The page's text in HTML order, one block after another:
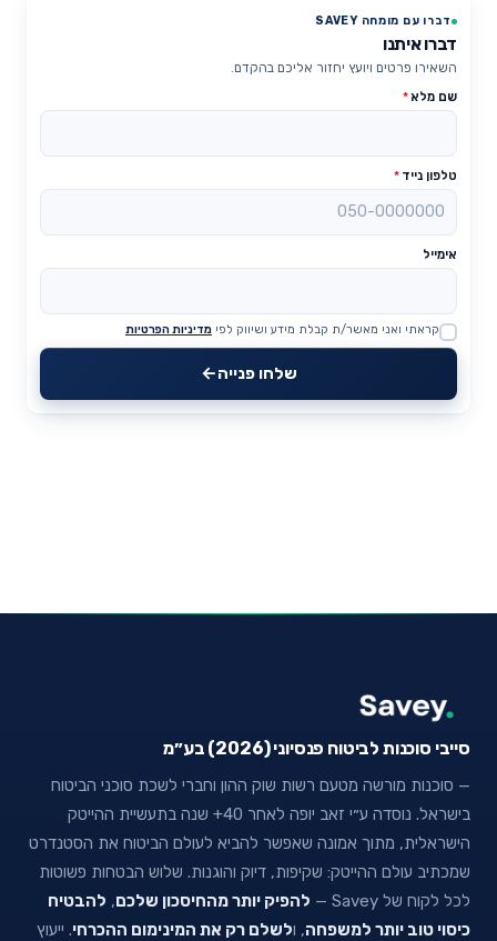
דברו עם מומחה SAVEY
דברו איתנו
השאירו פרטים ויועץ יחזור אליכם בהקדם.
שם מלא*
טלפון נייד *
אימייל
Website
קראתי ואני מאשר/ת קבלת מידע ושיווק לפי מדיניות הפרטיות
שלחו פנייה
סייבי סוכנות לביטוח פנסיוני (2026) בע״מ
— סוכנות מורשה מטעם רשות שוק ההון וחברי לשכת סוכני הביטוח
בישראל. נוסדה ע״י זאב יופה לאחר 40+ שנה בתעשיית ההייטק
הישראלית, מתוך אמונה שאפשר להביא לעולם הביטוח את הסטנדרט
שמכתיב עולם ההייטק: שקיפות, דיוק והוגנות. שלוש הבטחות פשוטות
לכל לקוח של Savey —
להפיק יותר מהחיסכון שלכם, להבטיח
כיסוי טוב יותר למשפחה, ולשלם רק את המינימום ההכרחי. ייעוץ